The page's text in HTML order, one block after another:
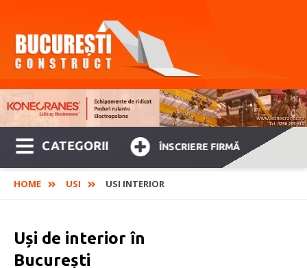
CATEGORII ÎNSCRIERE FIRMĂ
HOME USI USI INTERIOR
Uși de interior în
București